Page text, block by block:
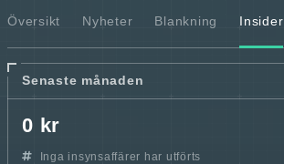
Översikt Nyheter Blankning Insider
Senaste månaden
0 kr
Inga insynsaffärer har utförts